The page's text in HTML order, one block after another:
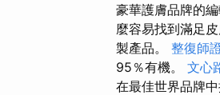
豪華護膚品牌的編
麼容易找到滿足
製產品。 整復師
95％有機。 文心
在最佳世界品牌中